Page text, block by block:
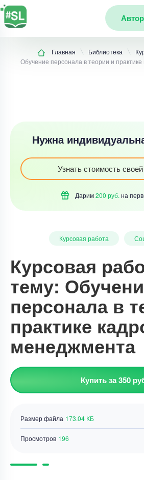
Главная Библиотека
Обучение персонала в теории и
Нужна
Узнать стоимость
Дарим200 руб. на
Курсовая работа
Курсовая
тему:
персонала в
практике
менеджмента
Купить за 350
Размер файла 173.04 КБ
Просмотров 196